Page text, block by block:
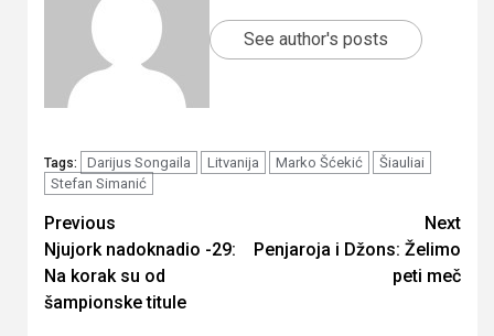
See author's posts
Tags: Darijus Songaila Litvanija Marko Šćekić
Šiauliai
Stefan Simanić
Continue
Reading
Previous
Njujork nadoknadio -29:
Na korak su od
šampionske titule
Next
Penjaroja i Džons: Želimo
peti meč